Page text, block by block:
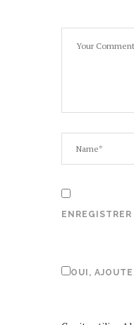
OUI,